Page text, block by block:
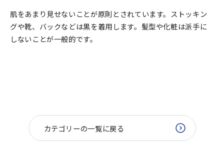
肌をあまり見せないことが原則とされています。ストッキン
グや靴、バックなどは黒を着用します。髪型や化粧は派手に
しないことが一般的です。
カテゴリーの一覧に戻る